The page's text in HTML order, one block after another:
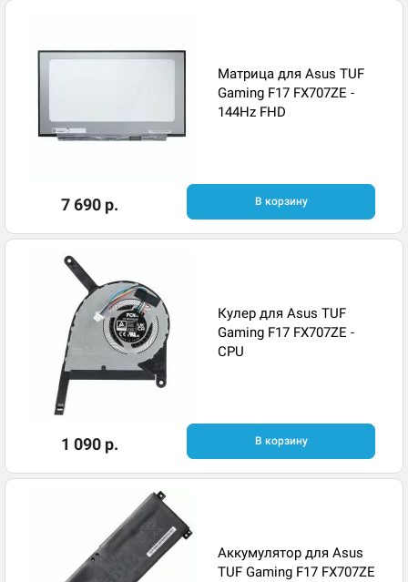
Матрица для Asus TUF
Gaming F17 FX707ZE -
144Hz FHD
7 690 р. В корзину
Кулер для Asus TUF
Gaming F17 FX707ZE -
CPU
1 090 р. В корзину
Аккумулятор для Asus
TUF Gaming F17 FX707ZE